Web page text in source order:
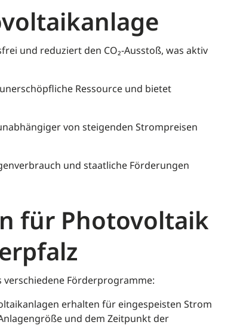
und reduziert den CO₂-Ausstoß, was aktiv
Ressource und bietet
von steigenden Strompreisen
und staatliche Förderungen
für Photovoltaik
Förderprogramme:
erhalten für eingespeisten Strom
und dem Zeitpunkt der